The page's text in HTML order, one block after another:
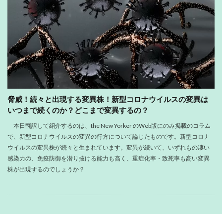
脅威！続々と出現する変異株！新型コロナウイルスの変異は
いつまで続くのか？どこまで変異するの？
本日翻訳して紹介するのは、the New Yorker のWeb版にのみ掲載のコラム
で、新型コロナウイルスの変異の行方について論じたものです。新型コロナ
ウイルスの変異株が続々と生まれています。変異が続いて、いずれもの凄い
感染力の、免疫防御を潜り抜ける能力も高く、重症化率・致死率も高い変異
株が出現するのでしょうか？